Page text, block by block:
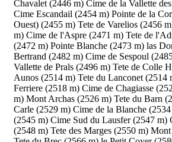
Chavalet (2446 m) Cime de la Vallette
Cime Escandail (2454 m) Pointe de la
Ouest) (2455 m) Tete de Varelios (2456
m) Cime de l'Aspre (2471 m) Tete de
(2472 m) Pointe Blanche (2473 m) las
Bertrand (2482 m) Cime de Sespoul
Vallette de Prals (2496 m) Tete de Colle
Aunos (2514 m) Tete du Lanconet (2514
Ferriere (2518 m) Cime de Chagiasse
m) Mont Archas (2526 m) Tete du Barn
Carle (2529 m) Cime de la Blanche
(2545 m) Cime Sud du Lausfer (2547 m)
(2548 m) Tete des Marges (2550 m) Mont